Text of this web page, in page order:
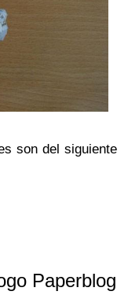
son del siguiente